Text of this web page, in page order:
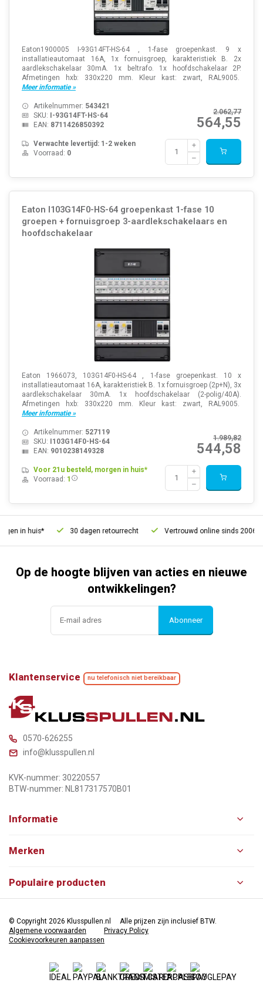
Eaton1900005 I-93G14FT-HS-64 , 1-fase groepenkast. 9 x
installatieautomaat 16A, 1x fornuisgroep, karakteristiek B. 2x
aardlekschakelaar 30mA. 1x beltrafo. 1x hoofdschakelaar 2P.
Afmetingen hxb: 330x220 mm. Kleur kast: zwart, RAL9005.
Meer informatie »
2.062,77
564,55
Artikelnummer: 543421
SKU: I-93G14FT-HS-64
EAN: 8711426850392
Verwachte levertijd: 1-2 weken
Voorraad: 0
Eaton I103G14F0-HS-64 groepenkast 1-fase 10
groepen + fornuisgroep 3-aardlekschakelaars en
hoofdschakelaar
Eaton 1966073, 103G14F0-HS-64 , 1-fase groepenkast. 10 x
installatieautomaat 16A, karakteristiek B. 1x fornuisgroep (2p+N), 3x
aardlekschakelaar 30mA. 1x hoofdschakelaar (2-polig/40A).
Afmetingen hxb: 330x220 mm. Kleur kast: zwart, RAL9005.
Meer informatie »
1.989,82
544,58
Artikelnummer: 527119
SKU:
I103G14F0-HS-64
EAN: 9010238149328
Voor 21u besteld, morgen in huis*
Voorraad: 1
in huis* 30 dagen retourrecht Vertrouwd online sinds 2006
Op de hoogte blijven van acties en nieuwe
ontwikkelingen?
Abonneer
Klantenservice nu telefonisch niet bereikbaar
0570-626255
info@klusspullen.nl
KVK-nummer: 30220557
BTW-nummer: NL817317570B01
Informatie
Merken
Populaire producten
© Copyright 2026 Klusspullen.nl
Alle prijzen zijn inclusief BTW.
Algemene voorwaarden
Privacy Policy
Cookievoorkeuren aanpassen